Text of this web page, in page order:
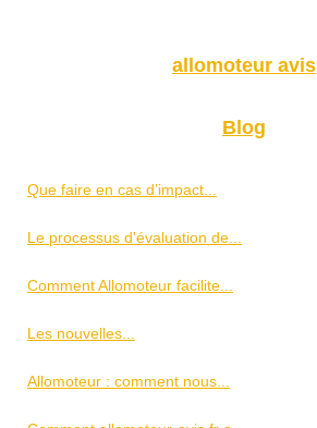
allomoteur avis
Blog
Que faire en cas d’impact...
Le processus d'évaluation de...
Comment Allomoteur facilite...
Les nouvelles...
Allomoteur : comment nous...